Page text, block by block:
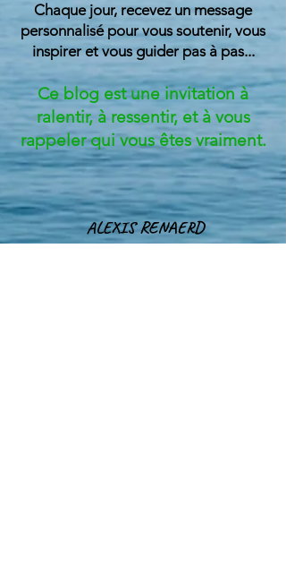
Chaque jour, recevez un message
personnalisé pour vous soutenir, vous
inspirer et vous guider pas à pas...
Ce blog est une invitation à
ralentir, à ressentir, et à vous
rappeler qui vous êtes vraiment.
ALEXIS RENAERD